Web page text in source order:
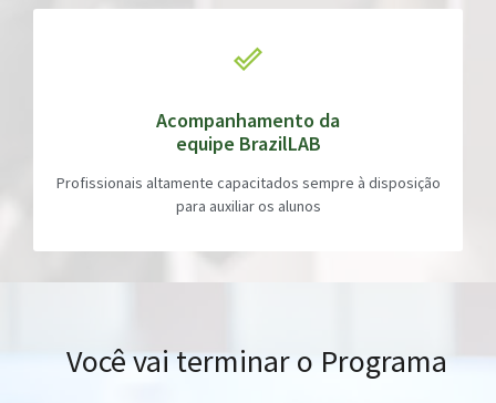
Acompanhamento da
equipe BrazilLAB
Profissionais altamente capacitados sempre à disposição
para auxiliar os alunos
Você vai terminar o Programa